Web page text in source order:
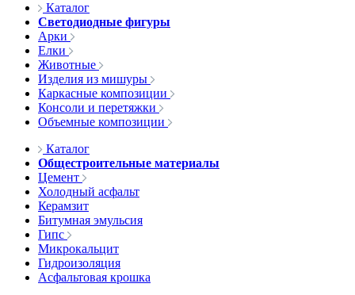
Каталог
Светодиодные фигуры
Арки
Елки
Животные
Изделия из мишуры
Каркасные композиции
Консоли и перетяжки
Объемные композиции
Каталог
Общестроительные материалы
Цемент
Холодный асфальт
Керамзит
Битумная эмульсия
Гипс
Микрокальцит
Гидроизоляция
Асфальтовая крошка